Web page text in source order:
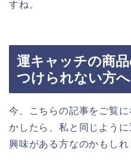
すね。
運キャッチの商
つけられない方へ
今、こちらの記事をご覧
かしたら、私と同じよう
興味がある方なのかもしれ